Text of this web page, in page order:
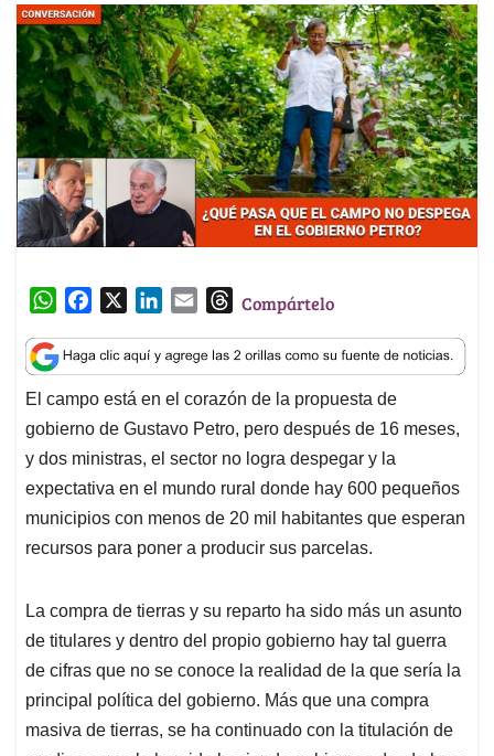
W
a
t
s
A
p
p
c
e
b
o
o
k
n
k
e
d
I
n
a
i
l
T
r
e
a
d
s
Compártelo
El campo está en el corazón de la propuesta de
gobierno de Gustavo Petro, pero después de 16 meses,
y dos ministras, el sector no logra despegar y la
expectativa en el mundo rural donde hay 600 pequeños
municipios con menos de 20 mil habitantes que esperan
recursos para poner a producir sus parcelas.
La compra de tierras y su reparto ha sido más un asunto
de titulares y dentro del propio gobierno hay tal guerra
de cifras que no se conoce la realidad de la que sería la
principal política del gobierno. Más que una compra
masiva de tierras, se ha continuado con la titulación de